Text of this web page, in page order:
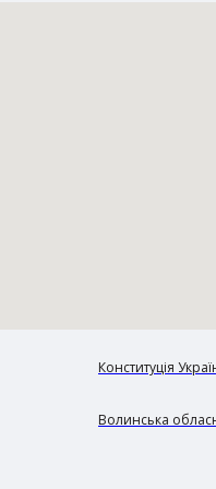
Конституція
Волинська